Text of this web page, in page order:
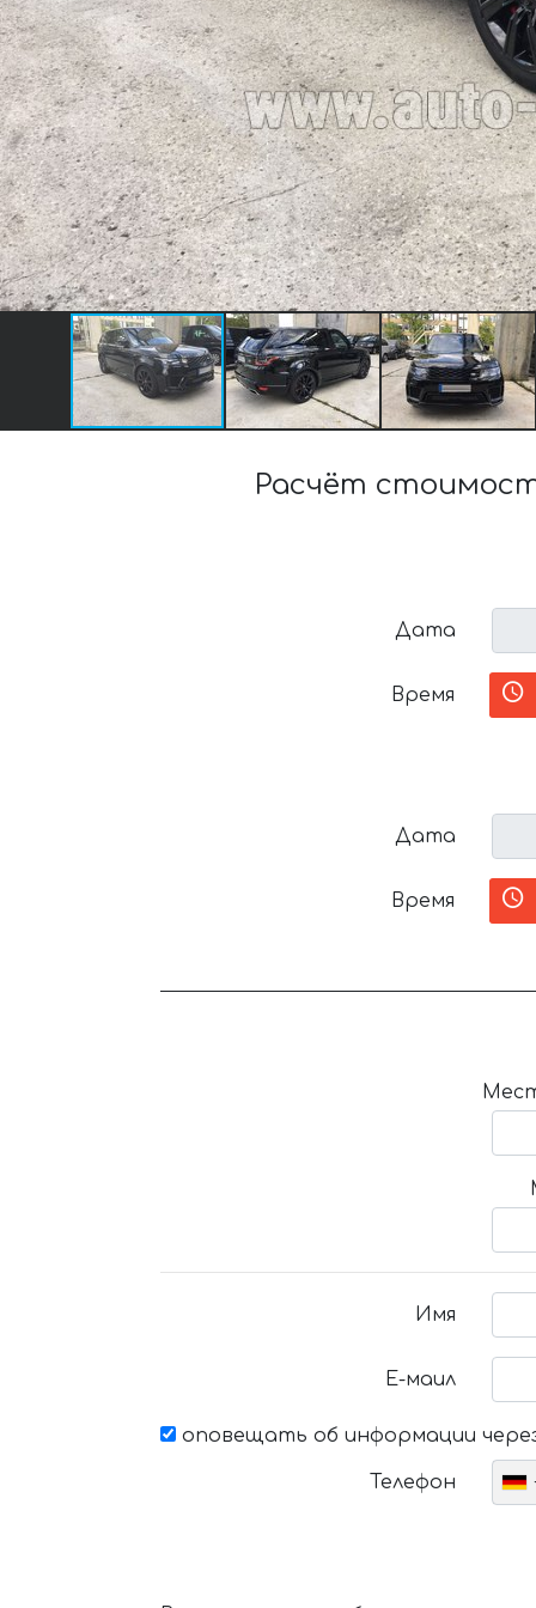
Расчёт
Дата
Время
Дата
Время
Имя
Е-маил
оповещать об информации
Телефон